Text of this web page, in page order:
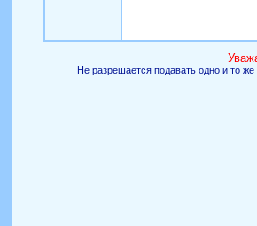
Не разрешается подавать одно и то